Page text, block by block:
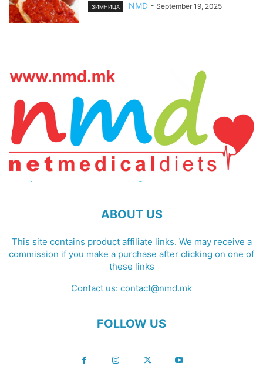
ЗИМНИЦА NMD - September 19, 2025
ABOUT US
This site contains product affiliate links. We may receive a
commission if you make a purchase after clicking on one of
these links
Contact us: contact@nmd.mk
FOLLOW US